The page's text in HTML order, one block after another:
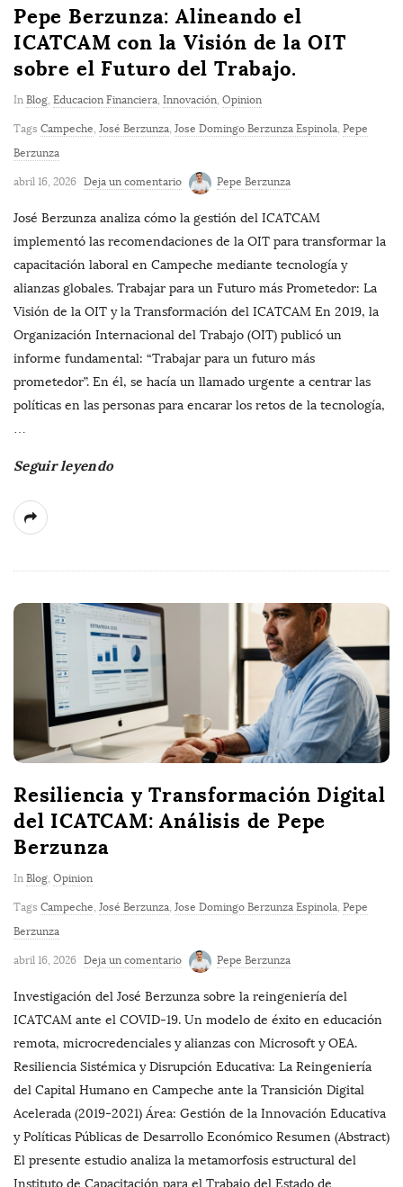
Pepe Berzunza: Alineando el
ICATCAM con la Visión de la OIT
sobre el Futuro del Trabajo.
In Blog, Educacion Financiera, Innovación, Opinion
Tags Campeche, José Berzunza, Jose Domingo Berzunza Espinola, Pepe
Berzunza
abril 16, 2026 Deja un comentario Pepe Berzunza
José Berzunza analiza cómo la gestión del ICATCAM
implementó las recomendaciones de la OIT para transformar la
capacitación laboral en Campeche mediante tecnología y
alianzas globales. Trabajar para un Futuro más Prometedor: La
Visión de la OIT y la Transformación del ICATCAM En 2019, la
Organización Internacional del Trabajo (OIT) publicó un
informe fundamental: “Trabajar para un futuro más
prometedor”. En él, se hacía un llamado urgente a centrar las
políticas en las personas para encarar los retos de la tecnología,
…
Seguir leyendo
Resiliencia y Transformación Digital
del ICATCAM: Análisis de Pepe
Berzunza
In Blog, Opinion
Tags Campeche, José Berzunza, Jose Domingo Berzunza Espinola, Pepe
Berzunza
abril 16, 2026 Deja un comentario Pepe Berzunza
Investigación del José Berzunza sobre la reingeniería del
ICATCAM ante el COVID-19. Un modelo de éxito en educación
remota, microcredenciales y alianzas con Microsoft y OEA.
Resiliencia Sistémica y Disrupción Educativa: La Reingeniería
del Capital Humano en Campeche ante la Transición Digital
Acelerada (2019-2021) Área: Gestión de la Innovación Educativa
y Políticas Públicas de Desarrollo Económico Resumen (Abstract)
El presente estudio analiza la metamorfosis estructural del